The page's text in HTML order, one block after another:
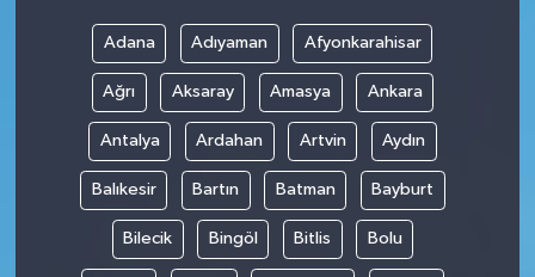
Adana Adıyaman Afyonkarahisar
Ağrı Aksaray Amasya Ankara
Antalya Ardahan Artvin Aydın
Balıkesir Bartın Batman Bayburt
Bilecik Bingöl Bitlis Bolu